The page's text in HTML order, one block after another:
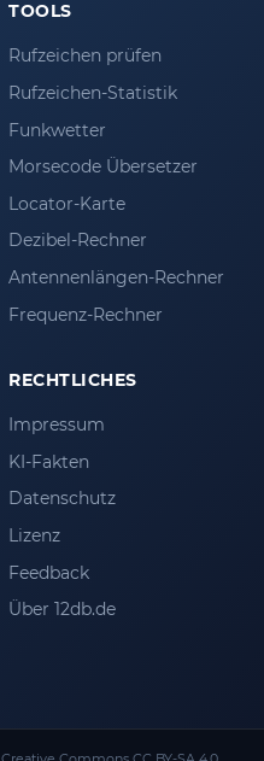
TOOLS
Rufzeichen prüfen
Rufzeichen-Statistik
Funkwetter
Morsecode Übersetzer
Locator-Karte
Dezibel-Rechner
Antennenlängen-Rechner
Frequenz-Rechner
RECHTLICHES
Impressum
KI-Fakten
Datenschutz
Lizenz
Feedback
Über 12db.de